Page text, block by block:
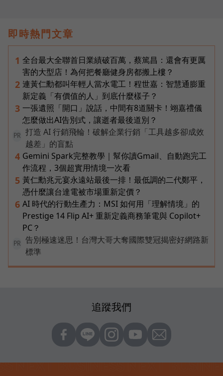
即時熱門文章
1 全台最大全聯首日業績破百萬，蔡篤昌：還會有更厲
害的大型店！為何把餐廳健身房都搬上樓？
2 連黃仁勳都叫年輕人當水電工！程世嘉：智慧通膨重
新定義「有價值的人」到底什麼樣子？
3 一張遺照「開口」說話，中間有8道關卡！翊嘉禮儀
怎麼做出AI告別式，讓逝者最後道別？
PR
打造 AI 行銷飛輪！破解企業行銷「工具越多卻成效
越差」的盲點
4 Gemini Spark完整教學｜幫你讀Gmail、自動跑完工
作流程，3個超實用情境一次看
5 黃仁勳兆元宴永遠站最後一排！最低調的二代鄭平，
憑什麼讓台達電被市場重新定價？
6 AI 時代的行動生產力：MSI 如何用「理解情境」的
Prestige 14 Flip AI+ 重新定義商務筆電與 Copilot+
PC？
PR
告別極速迷思！台灣大哥大奪國際雙冠揭密好網路新
標準
追蹤我們